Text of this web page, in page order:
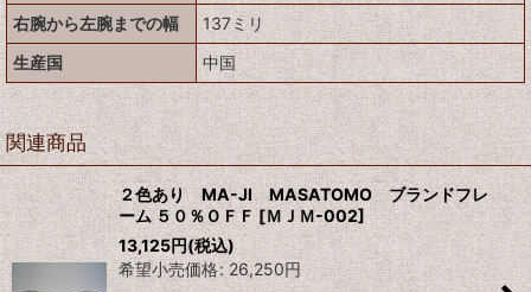
右腕から左腕までの幅
137ミリ
生産国
中国
関連商品
２色あり MA-JI MASATOMO ブランドフレ
ーム ５０％ＯＦＦ [ＭＪＭ-002]
13,125円(税込)
希望小売価格: 26,250円